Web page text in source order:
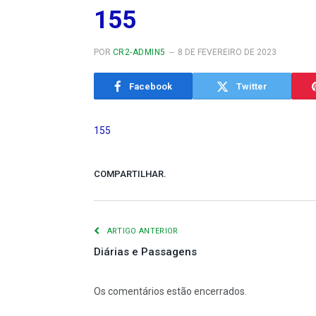
155
POR CR2-ADMIN5 8 DE FEVEREIRO DE 2023
Facebook Twitter
155
COMPARTILHAR.
ARTIGO ANTERIOR
Diárias e Passagens
Os comentários estão encerrados.